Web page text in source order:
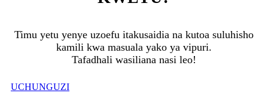
Timu yetu yenye uzoefu itakusaidia na kutoa suluhisho
kamili kwa masuala yako ya vipuri.
Tafadhali wasiliana nasi leo!
UCHUNGUZI